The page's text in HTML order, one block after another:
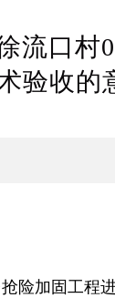
口村
验收的
险加固工程